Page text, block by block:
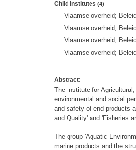
Child institutes (4)
Vlaamse overheid;
Vlaamse overheid;
Vlaamse overheid;
Vlaamse overheid;
Abstract:
The Institute for
environmental and social
and safety of end products
and Quality' and 'Fisheries
The group 'Aquatic
marine products and the